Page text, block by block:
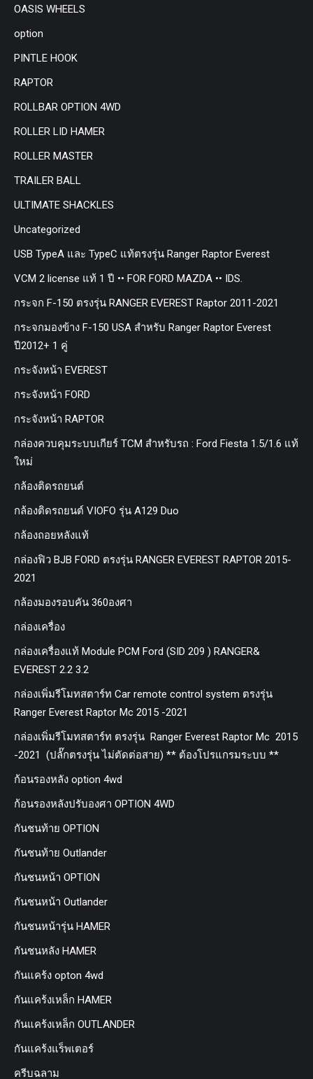
OASIS WHEELS
option
PINTLE HOOK
RAPTOR
ROLLBAR OPTION 4WD
ROLLER LID HAMER
ROLLER MASTER
TRAILER BALL
ULTIMATE SHACKLES
Uncategorized
USB TypeA และ TypeC แท้ตรงรุ่น Ranger Raptor Everest
VCM 2 license แท้ 1 ปี •• FOR FORD MAZDA •• IDS.
กระจก F-150 ตรงรุ่น RANGER EVEREST Raptor 2011-2021
กระจกมองข้าง F-150 USA สำหรับ Ranger Raptor Everest
ปี2012+ 1 คู่
กระจังหน้า EVEREST
กระจังหน้า FORD
กระจังหน้า RAPTOR
กล่องควบคุมระบบเกียร์ TCM สำหรับรถ : Ford Fiesta 1.5/1.6 แท้
ใหม่
กล้องติดรถยนต์
กล้องติดรถยนต์ VIOFO รุ่น A129 Duo
กล้องถอยหลังแท้
กล่องฟิว BJB FORD ตรงรุ่น RANGER EVEREST RAPTOR 2015-
2021
กล้องมองรอบคัน 360องศา
กล่องเครื่อง
กล่องเครื่องแท้ Module PCM Ford (SID 209 ) RANGER&
EVEREST 2.2 3.2
กล่องเพิ่มรีโมทสตาร์ท Car remote control system ตรงรุ่น
Ranger Everest Raptor Mc 2015 -2021
กล่องเพิ่มรีโมทสตาร์ท ตรงรุ่น Ranger Everest Raptor Mc 2015
-2021 (ปลั๊กตรงรุ่น ไม่ตัดต่อสาย) ** ต้องโปรแกรมระบบ **
ก้อนรองหลัง option 4wd
ก้อนรองหลังปรับองศา OPTION 4WD
กันชนท้าย OPTION
กันชนท้าย Outlander
กันชนหน้า OPTION
กันชนหน้า Outlander
กันชนหน้ารุ่น HAMER
กันชนหลัง HAMER
กันแคร้ง opton 4wd
กันแคร้งเหล็ก HAMER
กันแคร้งเหล็ก OUTLANDER
กันแคร้งแร็พเตอร์
ครีบฉลาม